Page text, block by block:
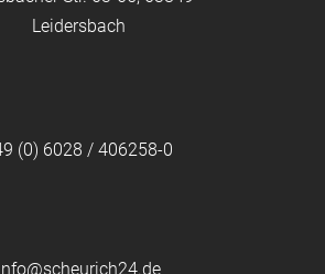
Leidersbach
(0) 6028 / 406258-0